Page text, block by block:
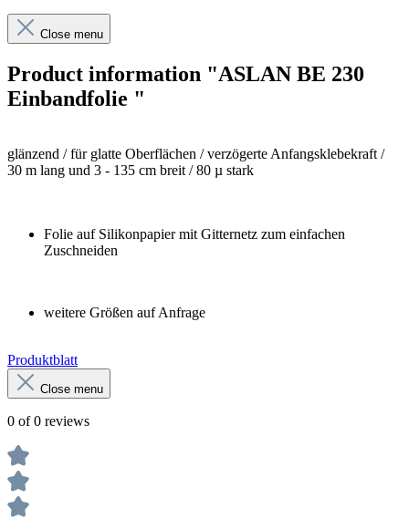
Close menu
Product information "ASLAN BE 230
Einbandfolie "
glänzend / für glatte Oberflächen / verzögerte Anfangsklebekraft /
30 m lang und 3 - 135 cm breit / 80 µ stark
Folie auf Silikonpapier mit Gitternetz zum einfachen
Zuschneiden
weitere Größen auf Anfrage
Produktblatt
Close menu
0 of 0 reviews